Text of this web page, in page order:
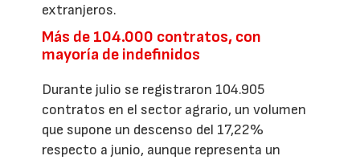
extranjeros.
Más de 104.000 contratos, con
mayoría de indefinidos
Durante julio se registraron 104.905
contratos en el sector agrario, un volumen
que supone un descenso del 17,22%
respecto a junio, aunque representa un